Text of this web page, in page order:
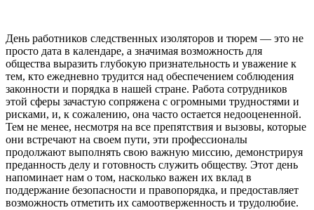
День работников следственных изоляторов и тюрем — это не
просто дата в календаре, а значимая возможность для
общества выразить глубокую признательность и уважение к
тем, кто ежедневно трудится над обеспечением соблюдения
законности и порядка в нашей стране. Работа сотрудников
этой сферы зачастую сопряжена с огромными трудностями и
рисками, и, к сожалению, она часто остается недооцененной.
Тем не менее, несмотря на все препятствия и вызовы, которые
они встречают на своем пути, эти профессионалы
продолжают выполнять свою важную миссию, демонстрируя
преданность делу и готовность служить обществу. Этот день
напоминает нам о том, насколько важен их вклад в
поддержание безопасности и правопорядка, и предоставляет
возможность отметить их самоотверженность и трудолюбие.